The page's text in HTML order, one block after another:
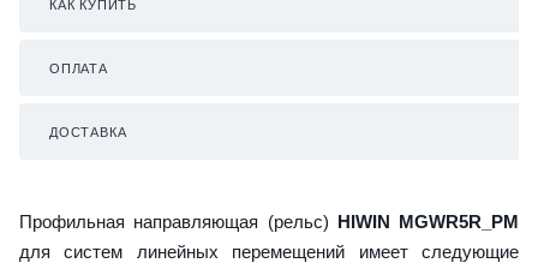
КАК КУПИТЬ
ОПЛАТА
ДОСТАВКА
Профильная направляющая (рельс) HIWIN MGWR5R_PM
для систем линейных перемещений имеет следующие